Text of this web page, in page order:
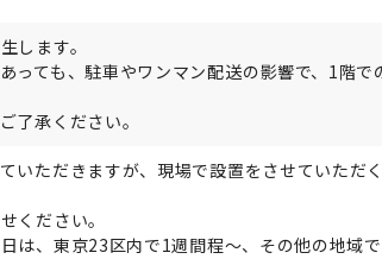
します。
っても、駐車やワンマン配送の影響で、1階で
了承ください。
いただきますが、現場で設置をさせていただ
ください。
は、東京23区内で1週間程～、その他の地域